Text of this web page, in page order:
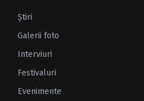
Ştiri
Galerii foto
Interviuri
Festivaluri
Evenimente